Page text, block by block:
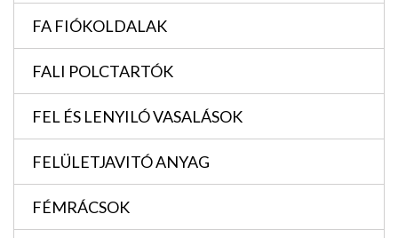
FA FIÓKOLDALAK
FALI POLCTARTÓK
FEL ÉS LENYILÓ VASALÁSOK
FELÜLETJAVITÓ ANYAG
FÉMRÁCSOK